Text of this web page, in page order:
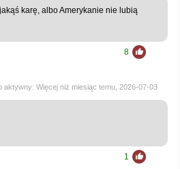
karę, albo Amerykanie nie lubią
8
aktywny: Więcej niż miesiąc temu, 2026-07-03
1